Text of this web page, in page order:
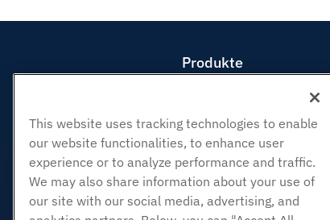
Produkte
Reseller Hosting
White Label Reseller
Verwaltete Linux. VPS
Nicht verwaltete Linux VPS
This website uses tracking technologies to enable
our website functionalities, to enhance user
experience or to analyze performance and traffic.
We may also share information about your use of
our site with our social media, advertising, and